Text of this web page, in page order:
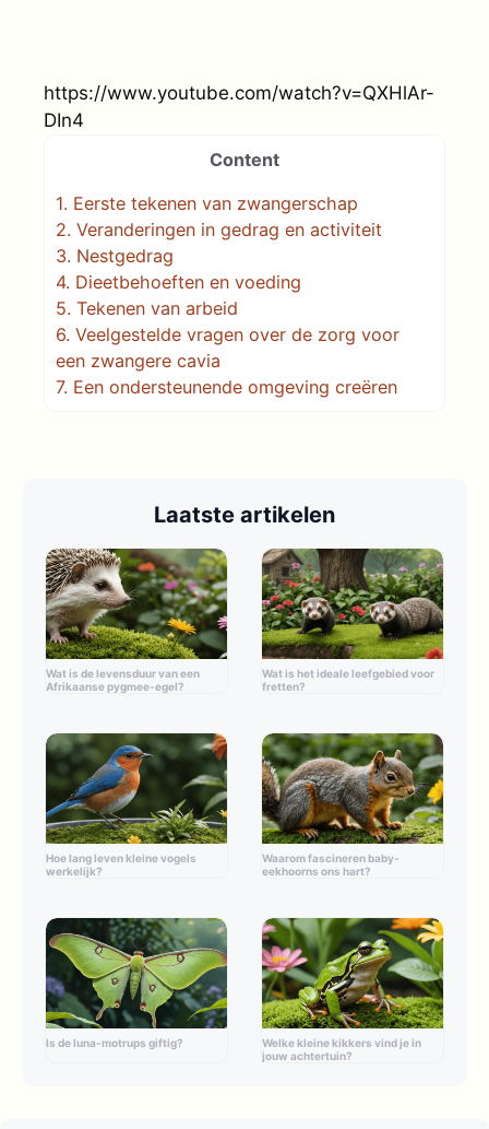
https://www.youtube.com/watch?v=QXHlAr-
DIn4
Content
1. Eerste tekenen van zwangerschap
2. Veranderingen in gedrag en activiteit
3. Nestgedrag
4. Dieetbehoeften en voeding
5. Tekenen van arbeid
6. Veelgestelde vragen over de zorg voor
een zwangere cavia
7. Een ondersteunende omgeving creëren
Laatste artikelen
Wat is de levensduur van een
Afrikaanse pygmee-egel?
Wat is het ideale leefgebied voor
fretten?
Hoe lang leven kleine vogels
werkelijk?
Waarom fascineren baby-
eekhoorns ons hart?
Is de luna-motrups giftig?
Welke kleine kikkers vind je in
jouw achtertuin?